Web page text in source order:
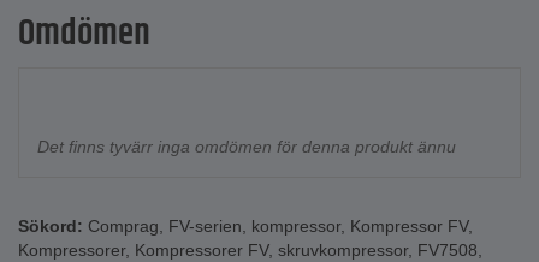
Omdömen
Det finns tyvärr inga omdömen för denna produkt ännu
Sökord: Comprag, FV-serien, kompressor, Kompressor FV,
Kompressorer, Kompressorer FV, skruvkompressor, FV7508,